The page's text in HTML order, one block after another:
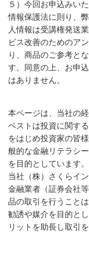
５）今回お申込みい
情報保護法に則り、
人情報は受講権発送
ビス改善のためのア
り、商品のご参考と
す。同意の上、お申
はありません。
本ページは、当社の
ベストは投資に関す
をはじめ投資家の皆
般的な金融リテラシ
を目的としています。
当社（株）さくらイ
金融業者（証券会社
品の取引を行うこと
勧誘や媒介を目的と
リットを助長し取引